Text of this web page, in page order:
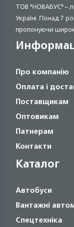
ТОВ "НОВАБУС" –
Україні. Понад 7
пропонуючи
Про компанію
Оплата і
Поставщикам
Оптовикам
Патнерам
Контакти
Каталог
Автобуси
Вантажні
Спецтехніка